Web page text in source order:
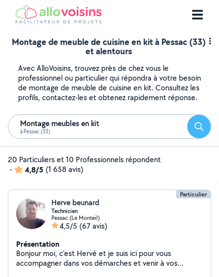
Montage de meuble de cuisine en kit à Pessac (33)
et alentours
Avec AlloVoisins, trouvez près de chez vous le
professionnel ou particulier qui répondra à votre besoin
de montage de meuble de cuisine en kit. Consultez les
profils, contactez-les et obtenez rapidement réponse.
Montage meubles en kit
à Pessac (33)
20 Particuliers et 10 Professionnels répondent
-
4,8/5 (1 658 avis)
Particulier
Herve beunard
Technicien
Pessac (Le Monteil)
4,5/5 (67 avis)
Présentation
Bonjour moi, c'est Hervé et je suis ici pour vous
accompagner dans vos démarches et venir à vos